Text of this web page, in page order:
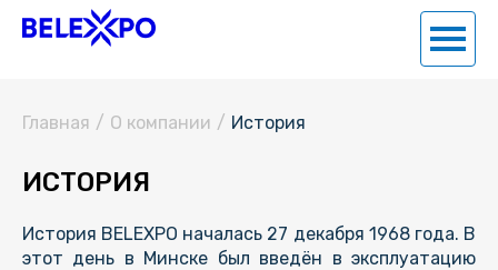
Главная / О компании / История
ИСТОРИЯ
История BELEXPO началась 27 декабря 1968 года. В
этот день в Минске был введён в эксплуатацию